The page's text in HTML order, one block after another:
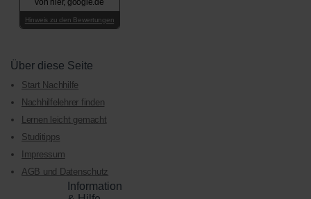
von hier, google.de
Hinweis zu den Bewertungen
Über diese Seite
Start Nachhilfe
Nachhilfelehrer finden
Lernen leicht gemacht
Studitipps
Impressum
AGB und Datenschutz
Information